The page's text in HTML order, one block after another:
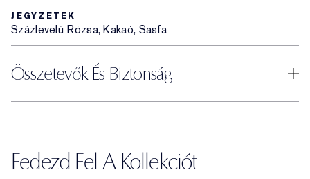
JEGYZETEK
Százlevelű Rózsa, Kakaó, Sasfa
Összetevők És Biztonság
Fedezd Fel A Kollekciót